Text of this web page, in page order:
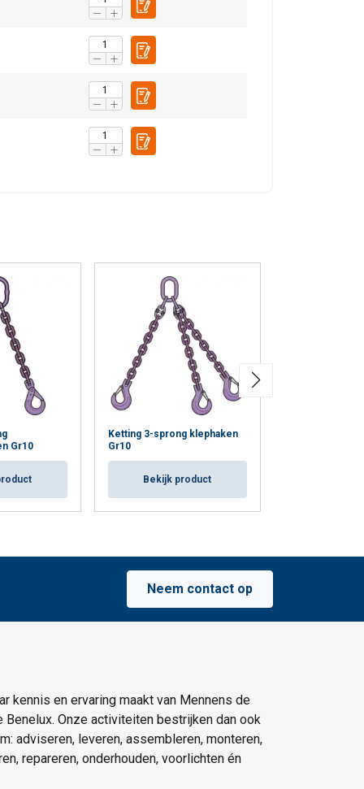
Gr10
Ketting 3-sprong klephaken
Gr10
Bekijk product
Neem contact op
kennis en ervaring maakt van Mennens de
Benelux. Onze activiteiten bestrijken dan ook
adviseren, leveren, assembleren, monteren,
repareren, onderhouden, voorlichten én
geclassificeerd